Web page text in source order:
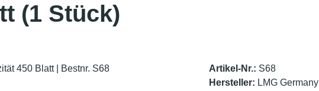
(1 Stück)
Artikel-Nr.: S68
Hersteller: LMG Germany